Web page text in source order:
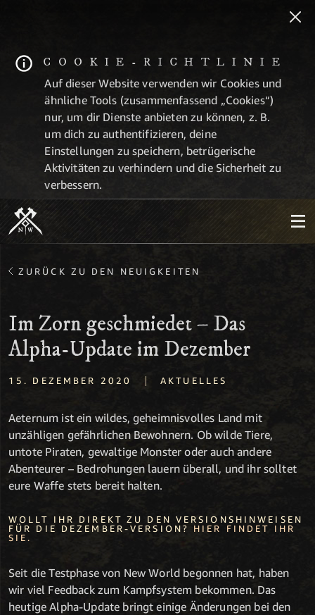
COOKIE-RICHTLINIE
Auf dieser Website verwenden wir Cookies und
ähnliche Tools (zusammenfassend „Cookies“)
nur, um dir Dienste anbieten zu können, z. B.
um dich zu authentifizieren, deine
Einstellungen zu speichern, betrügerische
Aktivitäten zu verhindern und die Sicherheit zu
verbessern.
ZURÜCK ZU DEN NEUIGKEITEN
Im Zorn geschmiedet – Das
Alpha-Update im Dezember
15. DEZEMBER 2020 | AKTUELLES
Aeternum ist ein wildes, geheimnisvolles Land mit
unzähligen gefährlichen Bewohnern. Ob wilde Tiere,
untote Piraten, gewaltige Monster oder auch andere
Abenteurer – Bedrohungen lauern überall, und ihr solltet
eure Waffe stets bereit halten.
WOLLT IHR DIREKT ZU DEN VERSIONSHINWEISEN
FÜR DIE DEZEMBER-VERSION? HIER FINDET IHR
SIE.
Seit die Testphase von New World begonnen hat, haben
wir viel Feedback zum Kampfsystem bekommen. Das
heutige Alpha-Update bringt einige Änderungen bei den